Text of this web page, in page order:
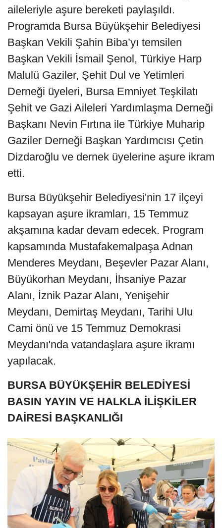
aileleriyle aşure bereketi paylaşıldı.
Programda Bursa Büyükşehir Belediyesi
Başkan Vekili Şahin Biba’yı temsilen
Başkan Vekili İsmail Şenol, Türkiye Harp
Malulü Gaziler, Şehit Dul ve Yetimleri
Derneği üyeleri, Bursa Emniyet Teşkilatı
Şehit ve Gazi Aileleri Yardımlaşma Derneği
Başkanı Nevin Fırtına ile Türkiye Muharip
Gaziler Derneği Başkan Yardımcısı Çetin
Dizdaroğlu ve dernek üyelerine aşure ikram
etti.
Bursa Büyükşehir Belediyesi'nin 17 ilçeyi
kapsayan aşure ikramları, 15 Temmuz
akşamına kadar devam edecek. Program
kapsamında Mustafakemalpaşa Adnan
Menderes Meydanı, Beşevler Pazar Alanı,
Büyükorhan Meydanı, İhsaniye Pazar
Alanı, İznik Pazar Alanı, Yenişehir
Meydanı, Demirtaş Meydanı, Tarihi Ulu
Cami önü ve 15 Temmuz Demokrasi
Meydanı'nda vatandaşlara aşure ikramı
yapılacak.
BURSA BÜYÜKŞEHİR BELEDİYESİ
BASIN YAYIN VE HALKLA İLİŞKİLER
DAİRESİ BAŞKANLIĞI